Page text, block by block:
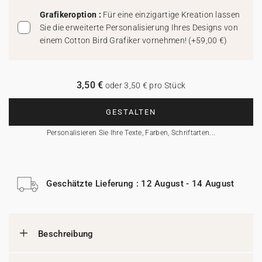
Grafikeroption : Für eine einzigartige Kreation lassen
Sie die erweiterte Personalisierung Ihres Designs von
einem Cotton Bird Grafiker vornehmen! (+59,00 €)
GESTALTEN
Personalisieren Sie Ihre Texte, Farben, Schriftarten...
3,50 € oder 3,50 € pro Stück
Geschätzte Lieferung : 12 August - 14 August
Beschreibung